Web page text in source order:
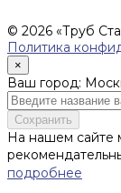
© 2026 «Труб
Политика
×
Ваш город:
Сохранить
На нашем сайте
подробнее